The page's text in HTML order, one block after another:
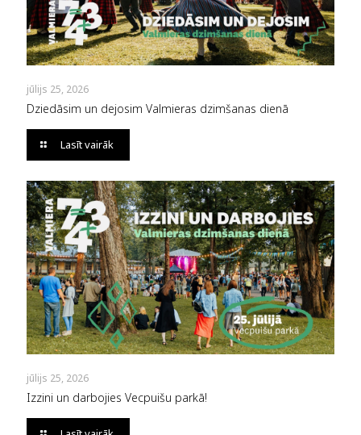
jūlijs 25, 2026
Dziedāsim un dejosim Valmieras dzimšanas dienā
Lasīt vairāk
jūlijs 25, 2026
Izzini un darbojies Vecpuišu parkā!